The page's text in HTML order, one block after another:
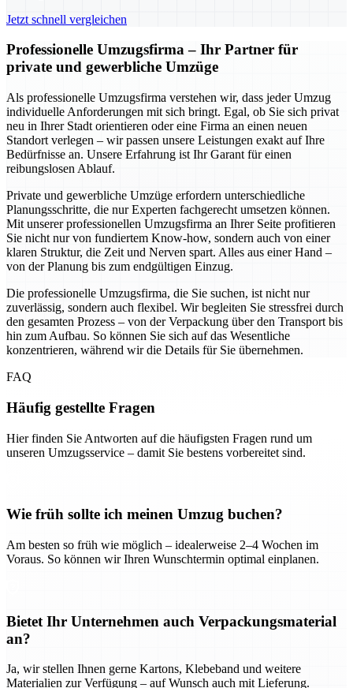
Jetzt schnell vergleichen
Professionelle Umzugsfirma – Ihr Partner für
private und gewerbliche Umzüge
Als professionelle Umzugsfirma verstehen wir, dass jeder Umzug
individuelle Anforderungen mit sich bringt. Egal, ob Sie sich privat
neu in Ihrer Stadt orientieren oder eine Firma an einen neuen
Standort verlegen – wir passen unsere Leistungen exakt auf Ihre
Bedürfnisse an. Unsere Erfahrung ist Ihr Garant für einen
reibungslosen Ablauf.
Private und gewerbliche Umzüge erfordern unterschiedliche
Planungsschritte, die nur Experten fachgerecht umsetzen können.
Mit unserer professionellen Umzugsfirma an Ihrer Seite profitieren
Sie nicht nur von fundiertem Know-how, sondern auch von einer
klaren Struktur, die Zeit und Nerven spart. Alles aus einer Hand –
von der Planung bis zum endgültigen Einzug.
Die professionelle Umzugsfirma, die Sie suchen, ist nicht nur
zuverlässig, sondern auch flexibel. Wir begleiten Sie stressfrei durch
den gesamten Prozess – von der Verpackung über den Transport bis
hin zum Aufbau. So können Sie sich auf das Wesentliche
konzentrieren, während wir die Details für Sie übernehmen.
FAQ
Häufig gestellte Fragen
Hier finden Sie Antworten auf die häufigsten Fragen rund um
unseren Umzugsservice – damit Sie bestens vorbereitet sind.
Wie früh sollte ich meinen Umzug buchen?
Am besten so früh wie möglich – idealerweise 2–4 Wochen im
Voraus. So können wir Ihren Wunschtermin optimal einplanen.
Bietet Ihr Unternehmen auch Verpackungsmaterial
an?
Ja, wir stellen Ihnen gerne Kartons, Klebeband und weitere
Materialien zur Verfügung – auf Wunsch auch mit Lieferung.